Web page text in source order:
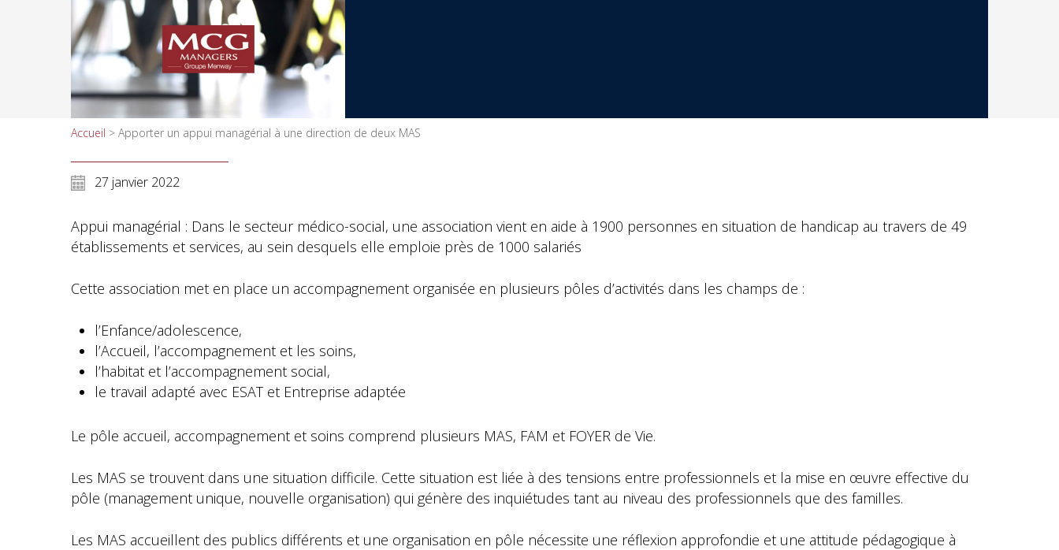
Accueil > Apporter un appui managérial à une direction de deux MAS
27 janvier 2022
Appui managérial : Dans le secteur médico-social, une association vient en aide à 1900 personnes en situation de handicap au travers de 49
établissements et services, au sein desquels elle emploie près de 1000 salariés
Cette association met en place un accompagnement organisée en plusieurs pôles d’activités dans les champs de :
l’Enfance/adolescence,
l’Accueil, l’accompagnement et les soins,
l’habitat et l’accompagnement social,
le travail adapté avec ESAT et Entreprise adaptée
Le pôle accueil, accompagnement et soins comprend plusieurs MAS, FAM et FOYER de Vie.
Les MAS se trouvent dans une situation difficile. Cette situation est liée à des tensions entre professionnels et la mise en œuvre effective du
pôle (management unique, nouvelle organisation) qui génère des inquiétudes tant au niveau des professionnels que des familles.
Les MAS accueillent des publics différents et une organisation en pôle nécessite une réflexion approfondie et une attitude pédagogique à